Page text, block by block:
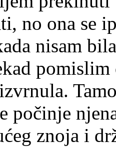
no ona se
nisam
počinje
znoja i